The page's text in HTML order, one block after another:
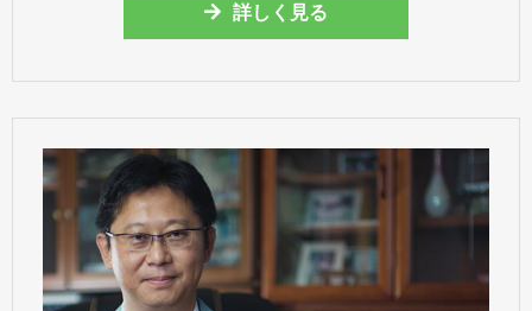
詳しく見る